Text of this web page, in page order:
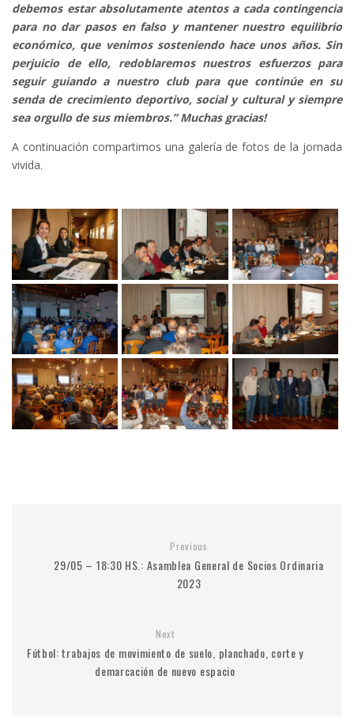
debemos estar absolutamente atentos a cada contingencia
para no dar pasos en falso y mantener nuestro equilibrio
económico, que venimos sosteniendo hace unos años. Sin
perjuicio de ello, redoblaremos nuestros esfuerzos para
seguir guiando a nuestro club para que continúe en su
senda de crecimiento deportivo, social y cultural y siempre
sea orgullo de sus miembros.” Muchas gracias!
A continuación compartimos una galería de fotos de la jornada
vivida.
Previous
29/05 – 18:30 HS.: Asamblea General de Socios Ordinaria
2023
Next
Fútbol: trabajos de movimiento de suelo, planchado, corte y
demarcación de nuevo espacio